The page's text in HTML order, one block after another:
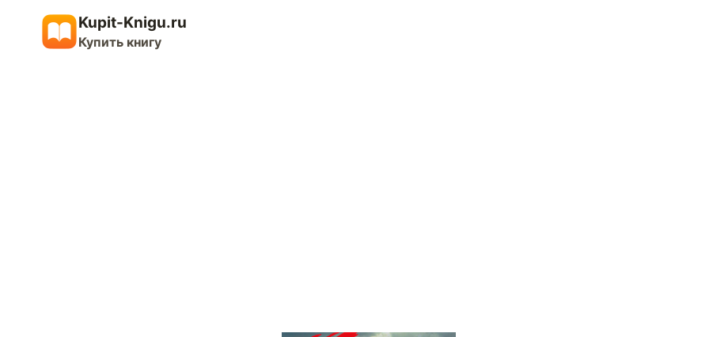
содержимому
Kupit-Knigu.ru
Купить книгу